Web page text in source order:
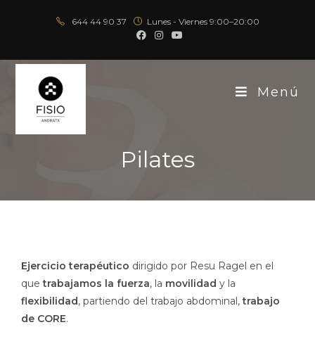
644 44 90 37 Lunes - Viernes 9:00–20:00
Menú
Pilates
Ejercicio terapéutico dirigido por Resu Ragel en el
quetrabajamos la fuerza, la movilidad y la
flexibilidad, partiendo del trabajo abdominal,trabajo
de CORE.